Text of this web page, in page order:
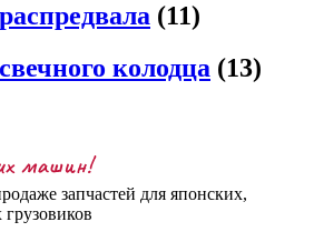
(11)
колодца (13)
запчастей для японских,